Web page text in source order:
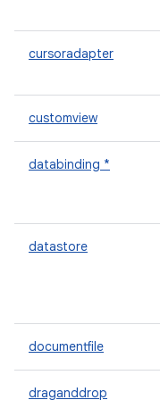
cursoradapter
customview
databinding *
datastore
documentfile
draganddrop